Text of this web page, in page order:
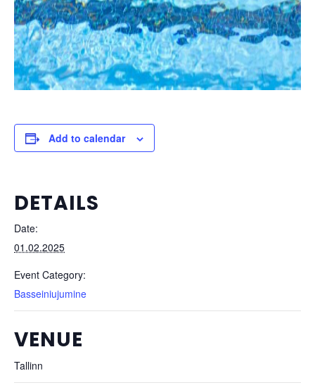
Add to calendar
DETAILS
Date:
01.02.2025
Event Category:
Basseiniujumine
VENUE
Tallinn